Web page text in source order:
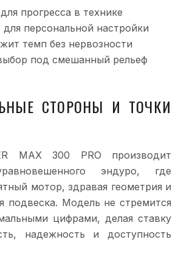
прогресса в технике
персональной настройки
темп без нервозности
под смешанный рельеф
СТОРОНЫ И ТОЧКИ
MAX 300 PRO производит
эндуро, где
мотор, здравая геометрия и
подвеска. Модель не стремится
цифрами, делая ставку
надежность и доступность